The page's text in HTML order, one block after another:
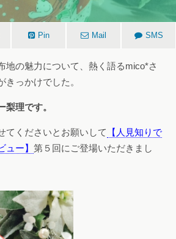
Pin Mail SMS
地の魅力について、熱く語るmico*さ
きっかけでした。
梨理です。
てくださいとお願いして
【人見知りで
ュー】 第５回にご登場いただきまし